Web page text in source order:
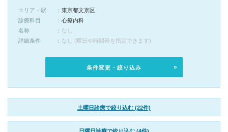
エリア・駅
東京都文京区
診療科目
心療内科
名称
なし
詳細条件
なし (曜日や時間帯を指定できます)
条件変更・絞り込み
土曜日診療で絞り込む (22件)